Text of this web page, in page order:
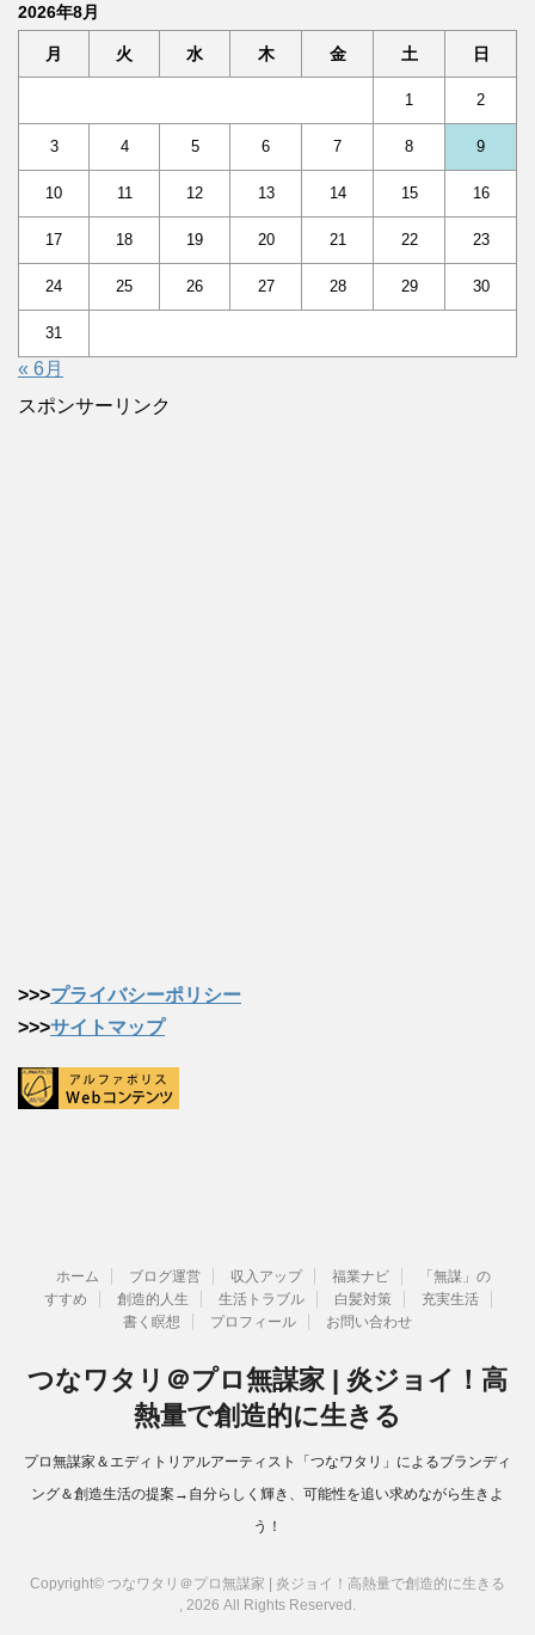
2026年8月
月 火 水 木 金 土 日
1 2
3 4 5 6 7 8 9
10 11 12 13 14 15 16
17 18 19 20 21 22 23
24 25 26 27 28 29 30
31
« 6月
スポンサーリンク
>>>プライバシーポリシー
>>>サイトマップ
ホーム ブログ運営 収入アップ 福業ナビ
「無謀」の
すすめ
創造的人生 生活トラブル 白髪対策
充実生活
書く瞑想
プロフィール お問い合わせ
つなワタリ＠プロ無謀家 | 炎ジョイ！高
熱量で創造的に生きる
プロ無謀家＆エディトリアルアーティスト「つなワタリ」によるブランディ
ング＆創造生活の提案→自分らしく輝き、可能性を追い求めながら生きよ
う！
Copyright© つなワタリ＠プロ無謀家 | 炎ジョイ！高熱量で創造的に生きる
, 2026 All Rights Reserved.